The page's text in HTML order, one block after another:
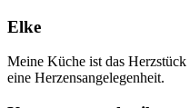
Elke
Meine Küche ist das
eine Herzensangelegenheit.